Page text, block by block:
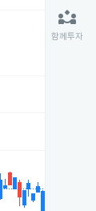
partner_exchange
함께투자